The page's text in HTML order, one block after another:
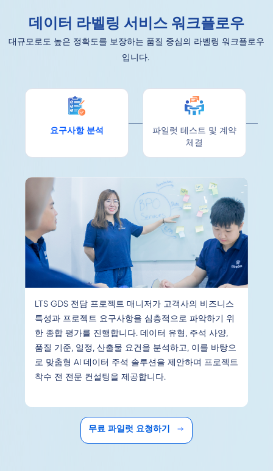
데이터 라벨링 서비스 워크플로우
대규모로도 높은 정확도를 보장하는 품질 중심의 라벨링 워크플로우
입니다.
요구사항 분석
파일럿 테스트 및 계약
체결
LTS GDS 전담 프로젝트 매니저가 고객사의 비즈니스
특성과 프로젝트 요구사항을 심층적으로 파악하기 위
한 종합 평가를 진행합니다. 데이터 유형, 주석 사양,
품질 기준, 일정, 산출물 요건을 분석하고, 이를 바탕으
로 맞춤형 AI 데이터 주석 솔루션을 제안하며 프로젝트
착수 전 전문 컨설팅을 제공합니다.
무료 파일럿 요청하기